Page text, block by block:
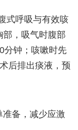
式呼吸与有效咳
，吸气时腹部
分钟；咳嗽时先
后排出痰液，预
准备，减少应激